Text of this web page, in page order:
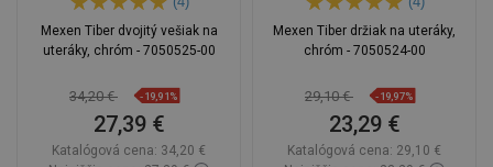
Mexen Tiber dvojitý vešiak na
uteráky, chróm - 7050525-00
34,20 € -19,91%
27,39 €
Katalógová cena: 34,20 €
Mexen Tiber držiak na uteráky,
chróm - 7050524-00
29,10 € -19,97%
23,29 €
Katalógová cena: 29,10 €